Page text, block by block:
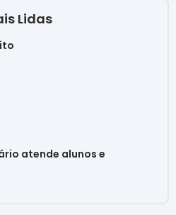
Lidas
atende alunos e